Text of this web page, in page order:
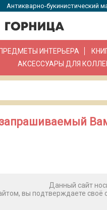
Антикварно-букинистический
ИНТЕРЬЕРА
АКСЕССУАРЫ ДЛЯ
Данный сайт
вы подтверждаете своё